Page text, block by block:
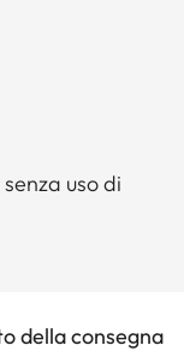
uso di
della consegna